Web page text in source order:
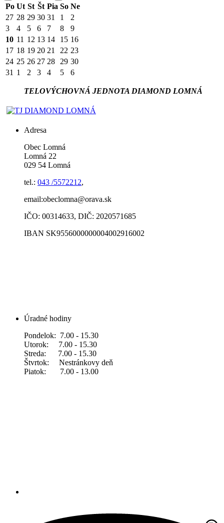
Po Ut St Št Pia So Ne
27 28 29 30 31 1
2
3
4 5 6 7 8
9
10 11 12 13 14 15 16
17 18 19 20 21 22 23
24 25 26 27 28 29 30
31 1 2 3 4 5 6
TELOVÝCHOVNÁ JEDNOTA DIAMOND LOMNÁ
Adresa
Obec Lomná
Lomná 22
029 54 Lomná
tel.: 043 /5572212,
email:obeclomna@orava.sk
IČO: 00314633, DIČ: 2020571685
IBAN SK9556000000004002916002
Úradné hodiny
Pondelok: 7.00 - 15.30
Utorok: 7.00 - 15.30
Streda: 7.00 - 15.30
Štvrtok: Nestránkovy deň
Piatok: 7.00 - 13.00